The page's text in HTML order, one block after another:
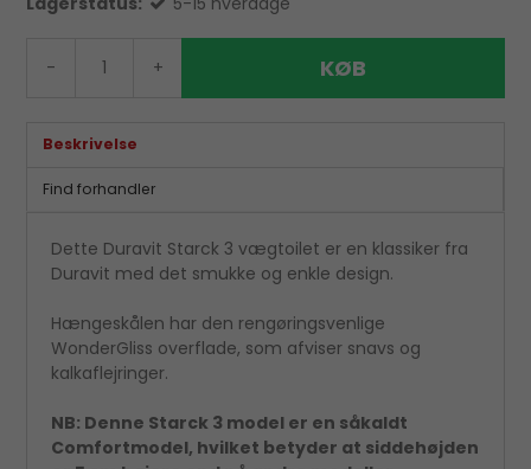
- + KØB
Beskrivelse
Find forhandler
Dette Duravit Starck 3 vægtoilet er en klassiker fra
Duravit med det smukke og enkle design.
Hængeskålen har den rengøringsvenlige
WonderGliss overflade, som afviser snavs og
kalkaflejringer.
NB: Denne Starck 3 model er en såkaldt
Comfortmodel, hvilket betyder at siddehøjden